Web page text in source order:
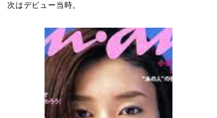
次はデビュー当時。